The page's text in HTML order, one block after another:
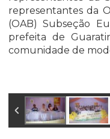
representantes da
(OAB) Subseção
prefeita de
comunidade de